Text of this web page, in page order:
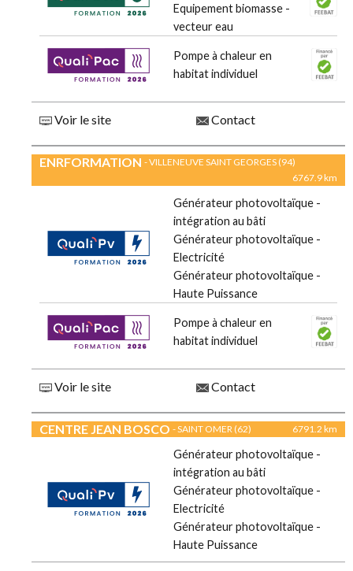
Equipement biomasse -
vecteur eau
Pompe à chaleur en
habitat individuel
Voir le site Contact
ENRFORMATION - VILLENEUVE SAINT GEORGES (94)
6767.9 km
Générateur photovoltaïque -
intégration au bâti
Générateur photovoltaïque -
Electricité
Générateur photovoltaïque -
Haute Puissance
Pompe à chaleur en
habitat individuel
Voir le site Contact
CENTRE JEAN BOSCO - SAINT OMER (62) 6791.2 km
Générateur photovoltaïque -
intégration au bâti
Générateur photovoltaïque -
Electricité
Générateur photovoltaïque -
Haute Puissance